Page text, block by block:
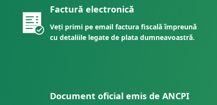
Factură electronică
Veți primi pe email factura fiscală împreună
cu detaliile legate de plata dumneavoastră.
Document oficial emis de ANCPI